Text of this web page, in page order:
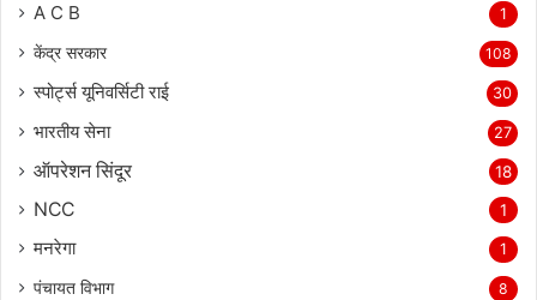
A C B 1
केंद्र सरकार 108
स्पोर्ट्स यूनिवर्सिटी राई 30
भारतीय सेना 27
ऑपरेशन सिंदूर 18
NCC 1
मनरेगा 1
पंचायत विभाग 8